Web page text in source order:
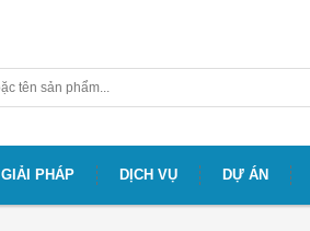
GIẢI PHÁP DỊCH VỤ DỰ ÁN